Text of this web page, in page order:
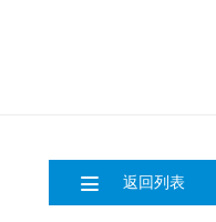
 返回列表